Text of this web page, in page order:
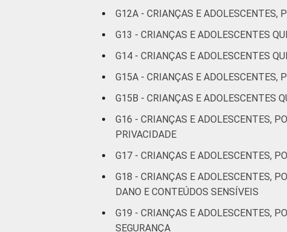
RENDA
Até 1 SM 2
Mais de 1
SM até 2 SM
Mais de 2
SM até 3 SM
Não tem
renda
0
Não sabe 0
G12A - CRIANÇAS E ADOLESCENTES,
G13 - CRIANÇAS E ADOLESCENTES
G14 - CRIANÇAS E ADOLESCENTES
G15A - CRIANÇAS E ADOLESCENTES,
G15B - CRIANÇAS E ADOLESCENTES
G16 - CRIANÇAS E ADOLESCENTES,
PRIVACIDADE
G17 - CRIANÇAS E ADOLESCENTES,
G18 - CRIANÇAS E ADOLESCENTES,
DANO E CONTEÚDOS SENSÍVEIS
G19 - CRIANÇAS E ADOLESCENTES,
SEGURANÇA